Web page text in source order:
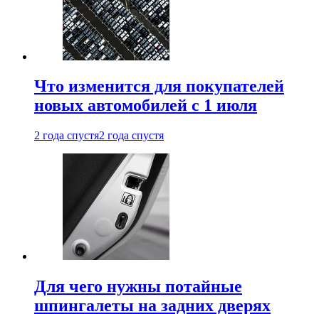
Что изменится для покупателей
новых автомобилей с 1 июля
2 года спустя2 года спустя
Для чего нужны потайные
шпингалеты на задних дверях